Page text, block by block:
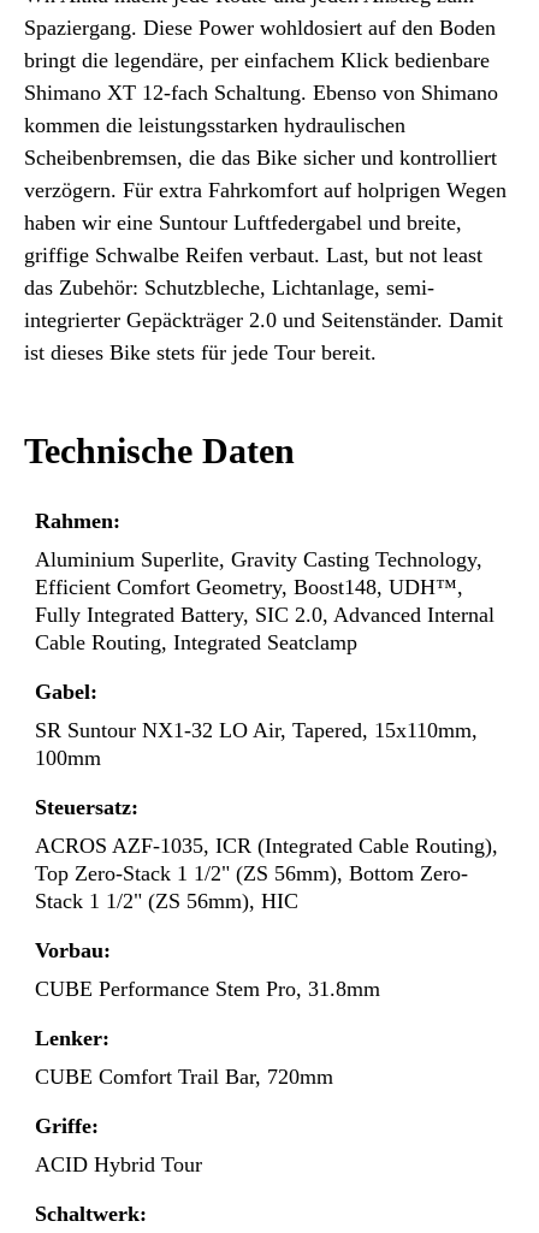
Spaziergang. Diese Power wohldosiert auf den Boden
bringt die legendäre, per einfachem Klick bedienbare
Shimano XT 12-fach Schaltung. Ebenso von Shimano
kommen die leistungsstarken hydraulischen
Scheibenbremsen, die das Bike sicher und kontrolliert
verzögern. Für extra Fahrkomfort auf holprigen Wegen
haben wir eine Suntour Luftfedergabel und breite,
griffige Schwalbe Reifen verbaut. Last, but not least
das Zubehör: Schutzbleche, Lichtanlage, semi-
integrierter Gepäckträger 2.0 und Seitenständer. Damit
ist dieses Bike stets für jede Tour bereit.
Technische Daten
Rahmen:
Aluminium Superlite, Gravity Casting Technology,
Efficient Comfort Geometry, Boost148, UDH™,
Fully Integrated Battery, SIC 2.0, Advanced Internal
Cable Routing, Integrated Seatclamp
Gabel:
SR Suntour NX1-32 LO Air, Tapered, 15x110mm,
100mm
Steuersatz:
ACROS AZF-1035, ICR (Integrated Cable Routing),
Top Zero-Stack 1 1/2" (ZS 56mm), Bottom Zero-
Stack 1 1/2" (ZS 56mm), HIC
Vorbau:
CUBE Performance Stem Pro, 31.8mm
Lenker:
CUBE Comfort Trail Bar, 720mm
Griffe:
ACID Hybrid Tour
Schaltwerk: